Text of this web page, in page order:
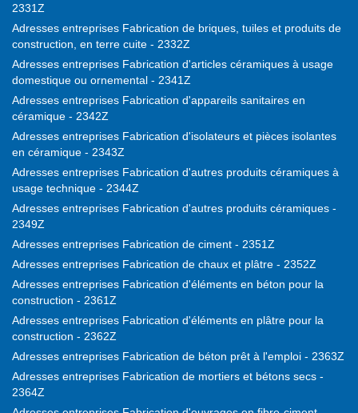
2331Z
Adresses entreprises Fabrication de briques, tuiles et produits de
construction, en terre cuite - 2332Z
Adresses entreprises Fabrication d'articles céramiques à usage
domestique ou ornemental - 2341Z
Adresses entreprises Fabrication d'appareils sanitaires en
céramique - 2342Z
Adresses entreprises Fabrication d'isolateurs et pièces isolantes
en céramique - 2343Z
Adresses entreprises Fabrication d'autres produits céramiques à
usage technique - 2344Z
Adresses entreprises Fabrication d'autres produits céramiques -
2349Z
Adresses entreprises Fabrication de ciment - 2351Z
Adresses entreprises Fabrication de chaux et plâtre - 2352Z
Adresses entreprises Fabrication d'éléments en béton pour la
construction - 2361Z
Adresses entreprises Fabrication d'éléments en plâtre pour la
construction - 2362Z
Adresses entreprises Fabrication de béton prêt à l'emploi - 2363Z
Adresses entreprises Fabrication de mortiers et bétons secs -
2364Z